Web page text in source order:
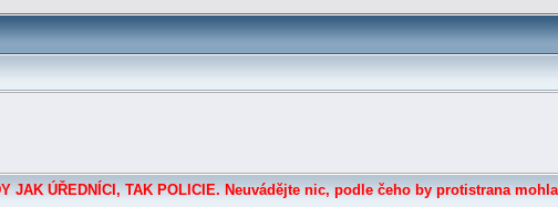
JAK ÚŘEDNÍCI, TAK POLICIE. Neuvádějte nic, podle čeho by protistrana